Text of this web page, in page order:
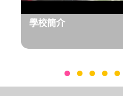
學校簡介